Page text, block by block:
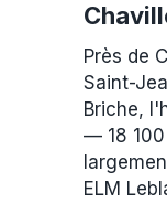
Près de
Saint-
Briche,
— 18
ELM